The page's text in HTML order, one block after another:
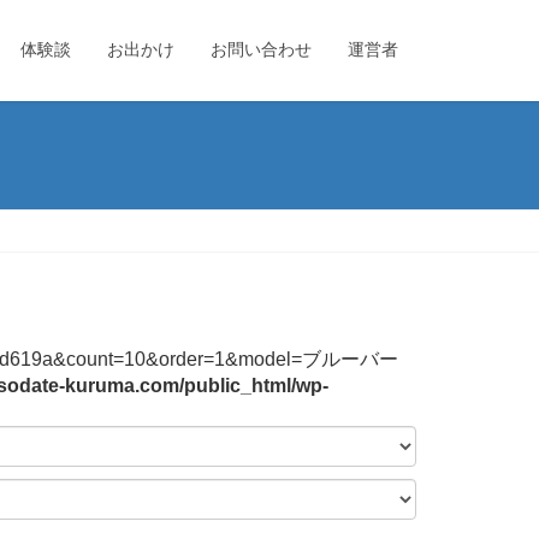
体験談 お出かけ お問い合わせ 運営者
ブルーバー
kuruma.com/public_html/wp-